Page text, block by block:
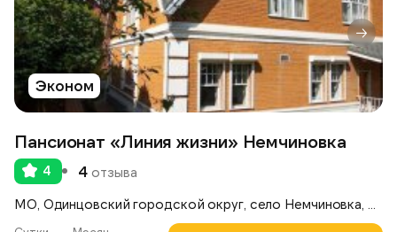
Эконом
Пансионат «Линия жизни» Немчиновка
4 4отзыва